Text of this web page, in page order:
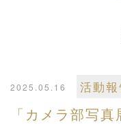
2025.05.16 活動報
「カメラ部写真